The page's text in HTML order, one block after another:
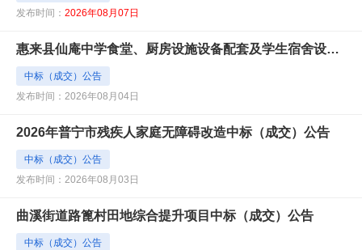
发布时间： 2026年08月07日
惠来县仙庵中学食堂、厨房设施设备配套及学生宿舍设施设备配套项目中标（成交）公告
中标（成交）公告
发布时间：2026年08月04日
2026年普宁市残疾人家庭无障碍改造中标（成交）公告
中标（成交）公告
发布时间：2026年08月03日
曲溪街道路篦村田地综合提升项目中标（成交）公告
中标（成交）公告